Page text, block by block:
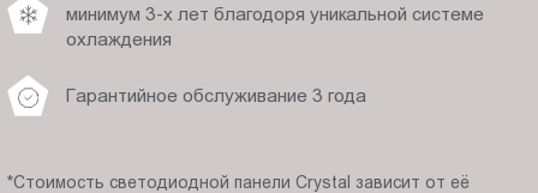
минимум 3-х лет благодоря уникальной системе
охлаждения
Гарантийное обслуживание 3 года
*Стоимость светодиодной панели Crystal зависит от её